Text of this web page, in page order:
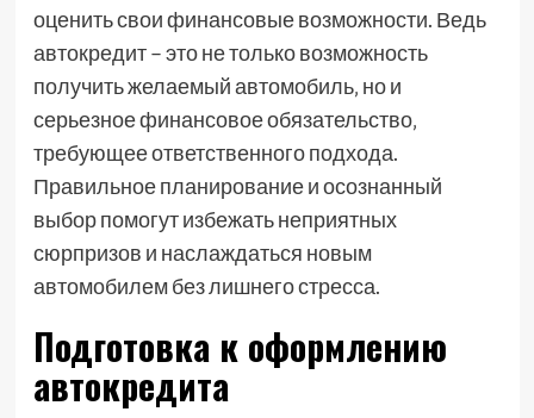
оценить свои финансовые возможности. Ведь
автокредит – это не только возможность
получить желаемый автомобиль‚ но и
серьезное финансовое обязательство‚
требующее ответственного подхода.
Правильное планирование и осознанный
выбор помогут избежать неприятных
сюрпризов и наслаждаться новым
автомобилем без лишнего стресса.
Подготовка к оформлению
автокредита